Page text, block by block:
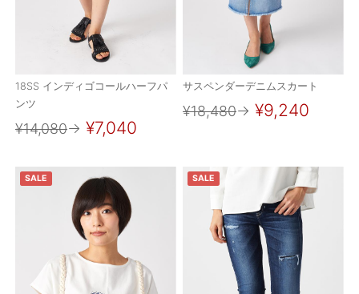
18SS インディゴコールハーフパ
ンツ
¥14,080→ ¥7,040
サスペンダーデニムスカート
¥18,480→ ¥9,240
SALE SALE